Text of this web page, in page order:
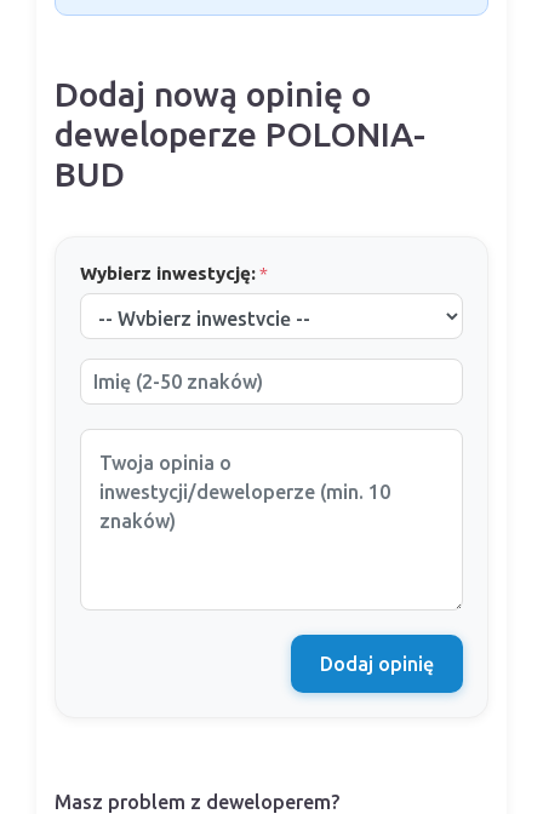
Dodaj nową opinię o
deweloperze POLONIA-
BUD
Wybierz inwestycję:*
Dodaj opinię
Masz problem z deweloperem?